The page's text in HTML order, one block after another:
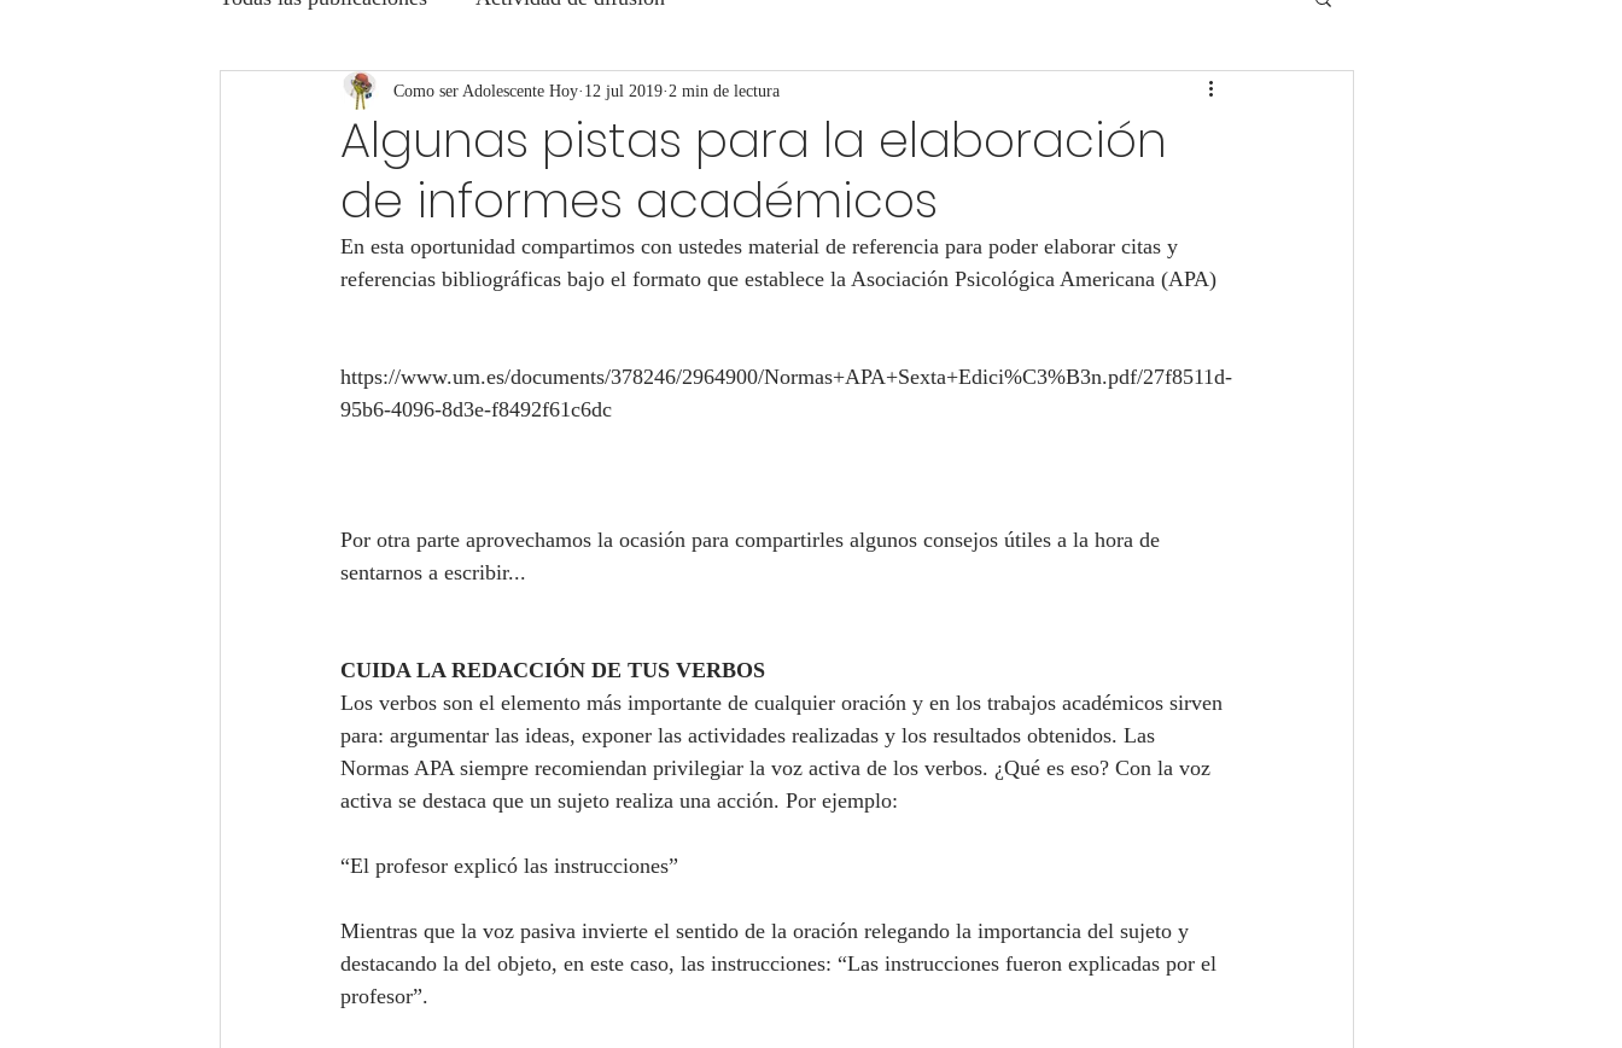
Algunas pistas para la elaboración
de informes académicos
Como ser Adolescente Hoy 12 jul 2019 2 min de lectura
En esta oportunidad compartimos con ustedes material de referencia para poder elaborar citas y
referencias bibliográficas bajo el formato que establece la Asociación Psicológica Americana (APA)
https://www.um.es/documents/378246/2964900/Normas+APA+Sexta+Edici%C3%B3n.pdf/27f8511d-
95b6-4096-8d3e-f8492f61c6dc
Por otra parte aprovechamos la ocasión para compartirles algunos consejos útiles a la hora de
sentarnos a escribir...
CUIDA LA REDACCIÓN DE TUS VERBOS
Los verbos son el elemento más importante de cualquier oración y en los trabajos académicos sirven
para: argumentar las ideas, exponer las actividades realizadas y los resultados obtenidos. Las
Normas APA siempre recomiendan privilegiar la voz activa de los verbos. ¿Qué es eso? Con la voz
activa se destaca que un sujeto realiza una acción. Por ejemplo:
“El profesor explicó las instrucciones”
Mientras que la voz pasiva invierte el sentido de la oración relegando la importancia del sujeto y
destacando la del objeto, en este caso, las instrucciones: “Las instrucciones fueron explicadas por el
profesor”.